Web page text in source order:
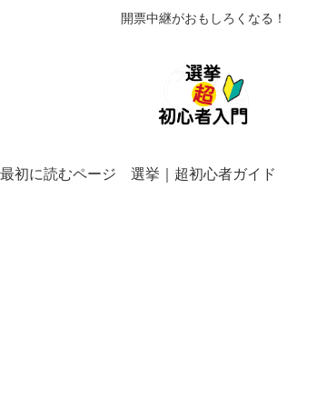
開票中継がおもしろくなる！
初に読むページ 選挙｜超初心者ガイド